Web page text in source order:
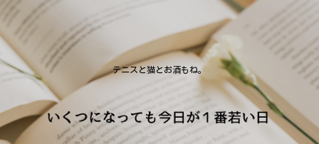
テニスと猫とお酒もね。